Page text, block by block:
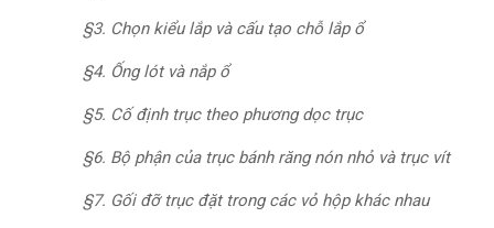
§3. Chọn kiểu lắp và cấu tạo chỗ lắp ổ
§4. Ống lót và nắp ổ
§5. Cố định trục theo phương dọc trục
§6. Bộ phận của trục bánh răng nón nhỏ và trục vít
§7. Gối đỡ trục đặt trong các vỏ hộp khác nhau